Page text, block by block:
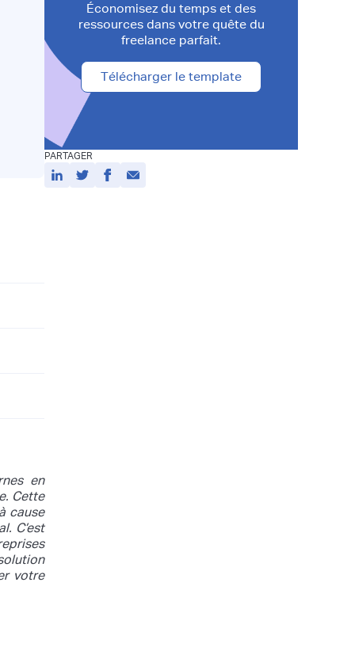
en
Cette
cause
C’est
votre
Économisez du temps et des
ressources dans votre quête du
freelance parfait.
Télécharger le template
PARTAGER